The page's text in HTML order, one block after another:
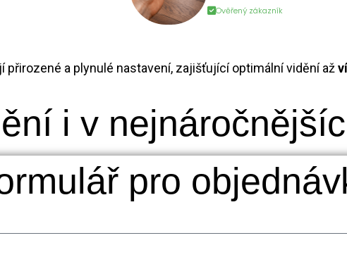
Ověřený zákazník
přirozené a plynulé nastavení, zajišťující optimální vidění až
i v
pro